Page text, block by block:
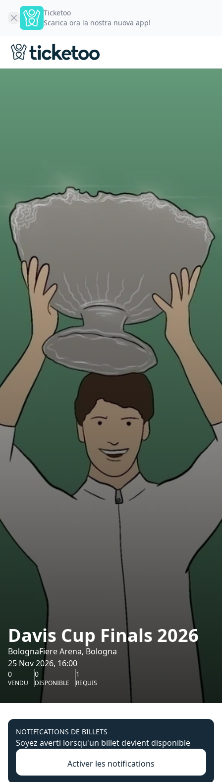
Ticketoo
Scarica ora la nostra nuova app!
Davis Cup Finals 2026
BolognaFiere Arena, Bologna
25 Nov 2026, 16:00
0
VENDU
0
DISPONIBLE
1
REQUIS
NOTIFICATIONS DE BILLETS
Soyez averti lorsqu'un billet devient disponible
Activer les notifications